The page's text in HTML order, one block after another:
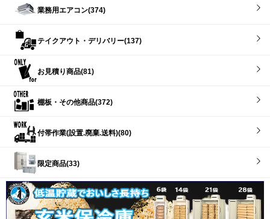
業務用エアコン(374)
テイクアウト・デリバリー(137)
お見積り商品(81)
棚板・その他商品(372)
付帯作業(設置.廃棄.送料)(80)
限定商品(33)